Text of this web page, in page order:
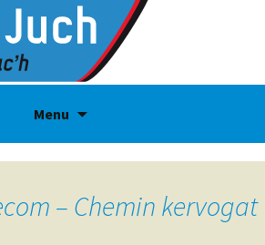
Menu
– Chemin kervogat